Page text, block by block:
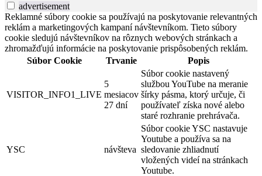
advertisement
Reklamné súbory cookie sa používajú na poskytovanie relevantných
reklám a marketingových kampaní návštevníkom. Tieto súbory
cookie sledujú návštevníkov na rôznych webových stránkach a
zhromažďujú informácie na poskytovanie prispôsobených reklám.
Súbor Cookie
Trvanie Popis
VISITOR_INFO1_LIVE
5
mesiacov
27 dní
Súbor cookie nastavený
službou YouTube na meranie
šírky pásma, ktorý určuje, či
používateľ získa nové alebo
staré rozhranie prehrávača.
YSC návšteva
Súbor cookie YSC nastavuje
Youtube a používa sa na
sledovanie zhliadnutí
vložených videí na stránkach
Youtube.